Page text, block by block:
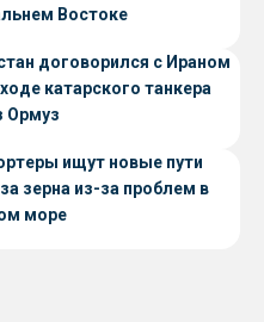
Востоке
договорился с Ираном
катарского танкера
Ормуз
ищут новые пути
зерна из-за проблем в
море